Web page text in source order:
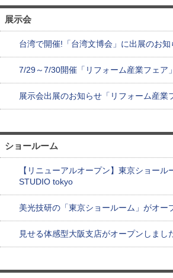
展示会
台湾で開催!「台湾文博会」に出展のお知
7/29～7/30開催「リフォーム産業フェア
展示会出展のお知らせ「リフォーム産業
ショールーム
【リニューアルオープン】東京ショール
STUDIO tokyo
美光技研の「東京ショールーム」がオー
見せる体感型大阪支店がオープンしまし